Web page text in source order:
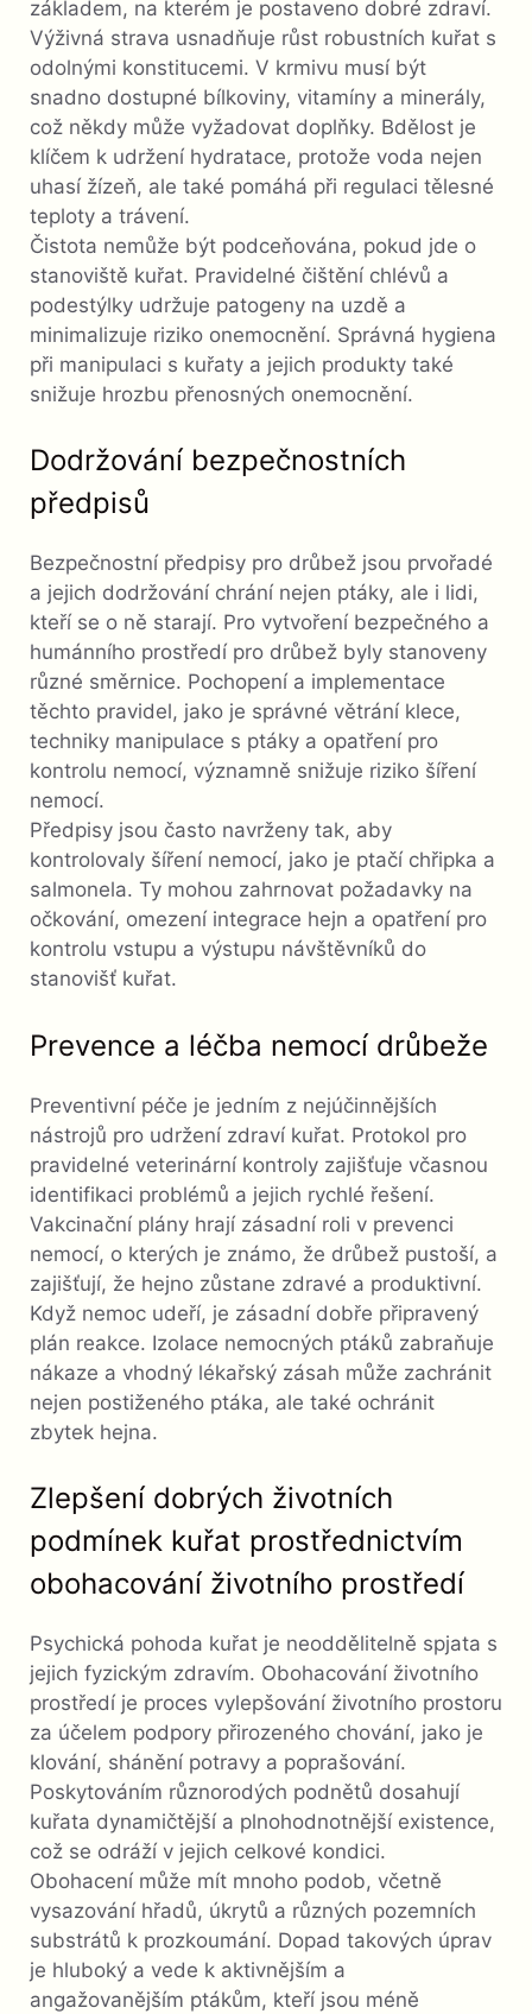
základem, na kterém je postaveno dobré zdraví.
Výživná strava usnadňuje růst robustních kuřat s
odolnými konstitucemi. V krmivu musí být
snadno dostupné bílkoviny, vitamíny a minerály,
což někdy může vyžadovat doplňky. Bdělost je
klíčem k udržení hydratace, protože voda nejen
uhasí žízeň, ale také pomáhá při regulaci tělesné
teploty a trávení.
Čistota nemůže být podceňována, pokud jde o
stanoviště kuřat. Pravidelné čištění chlévů a
podestýlky udržuje patogeny na uzdě a
minimalizuje riziko onemocnění. Správná hygiena
při manipulaci s kuřaty a jejich produkty také
snižuje hrozbu přenosných onemocnění.
Dodržování bezpečnostních
předpisů
Bezpečnostní předpisy pro drůbež jsou prvořadé
a jejich dodržování chrání nejen ptáky, ale i lidi,
kteří se o ně starají. Pro vytvoření bezpečného a
humánního prostředí pro drůbež byly stanoveny
různé směrnice. Pochopení a implementace
těchto pravidel, jako je správné větrání klece,
techniky manipulace s ptáky a opatření pro
kontrolu nemocí, významně snižuje riziko šíření
nemocí.
Předpisy jsou často navrženy tak, aby
kontrolovaly šíření nemocí, jako je ptačí chřipka a
salmonela. Ty mohou zahrnovat požadavky na
očkování, omezení integrace hejn a opatření pro
kontrolu vstupu a výstupu návštěvníků do
stanovišť kuřat.
Prevence a léčba nemocí drůbeže
Preventivní péče je jedním z nejúčinnějších
nástrojů pro udržení zdraví kuřat. Protokol pro
pravidelné veterinární kontroly zajišťuje včasnou
identifikaci problémů a jejich rychlé řešení.
Vakcinační plány hrají zásadní roli v prevenci
nemocí, o kterých je známo, že drůbež pustoší, a
zajišťují, že hejno zůstane zdravé a produktivní.
Když nemoc udeří, je zásadní dobře připravený
plán reakce. Izolace nemocných ptáků zabraňuje
nákaze a vhodný lékařský zásah může zachránit
nejen postiženého ptáka, ale také ochránit
zbytek hejna.
Zlepšení dobrých životních
podmínek kuřat prostřednictvím
obohacování životního prostředí
Psychická pohoda kuřat je neoddělitelně spjata s
jejich fyzickým zdravím. Obohacování životního
prostředí je proces vylepšování životního prostoru
za účelem podpory přirozeného chování, jako je
klování, shánění potravy a poprašování.
Poskytováním různorodých podnětů dosahují
kuřata dynamičtější a plnohodnotnější existence,
což se odráží v jejich celkové kondici.
Obohacení může mít mnoho podob, včetně
vysazování hřadů, úkrytů a různých pozemních
substrátů k prozkoumání. Dopad takových úprav
je hluboký a vede k aktivnějším a
angažovanějším ptákům, kteří jsou méně